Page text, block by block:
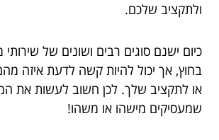
ולתקציב שלכם.
כיום ישנם סוגים רבים ושונים של
בחוץ, אך יכול להיות קשה לדעת איזה
או לתקציב שלך. לכן חשוב לעשות את
שמעסיקים מישהו או משהו!